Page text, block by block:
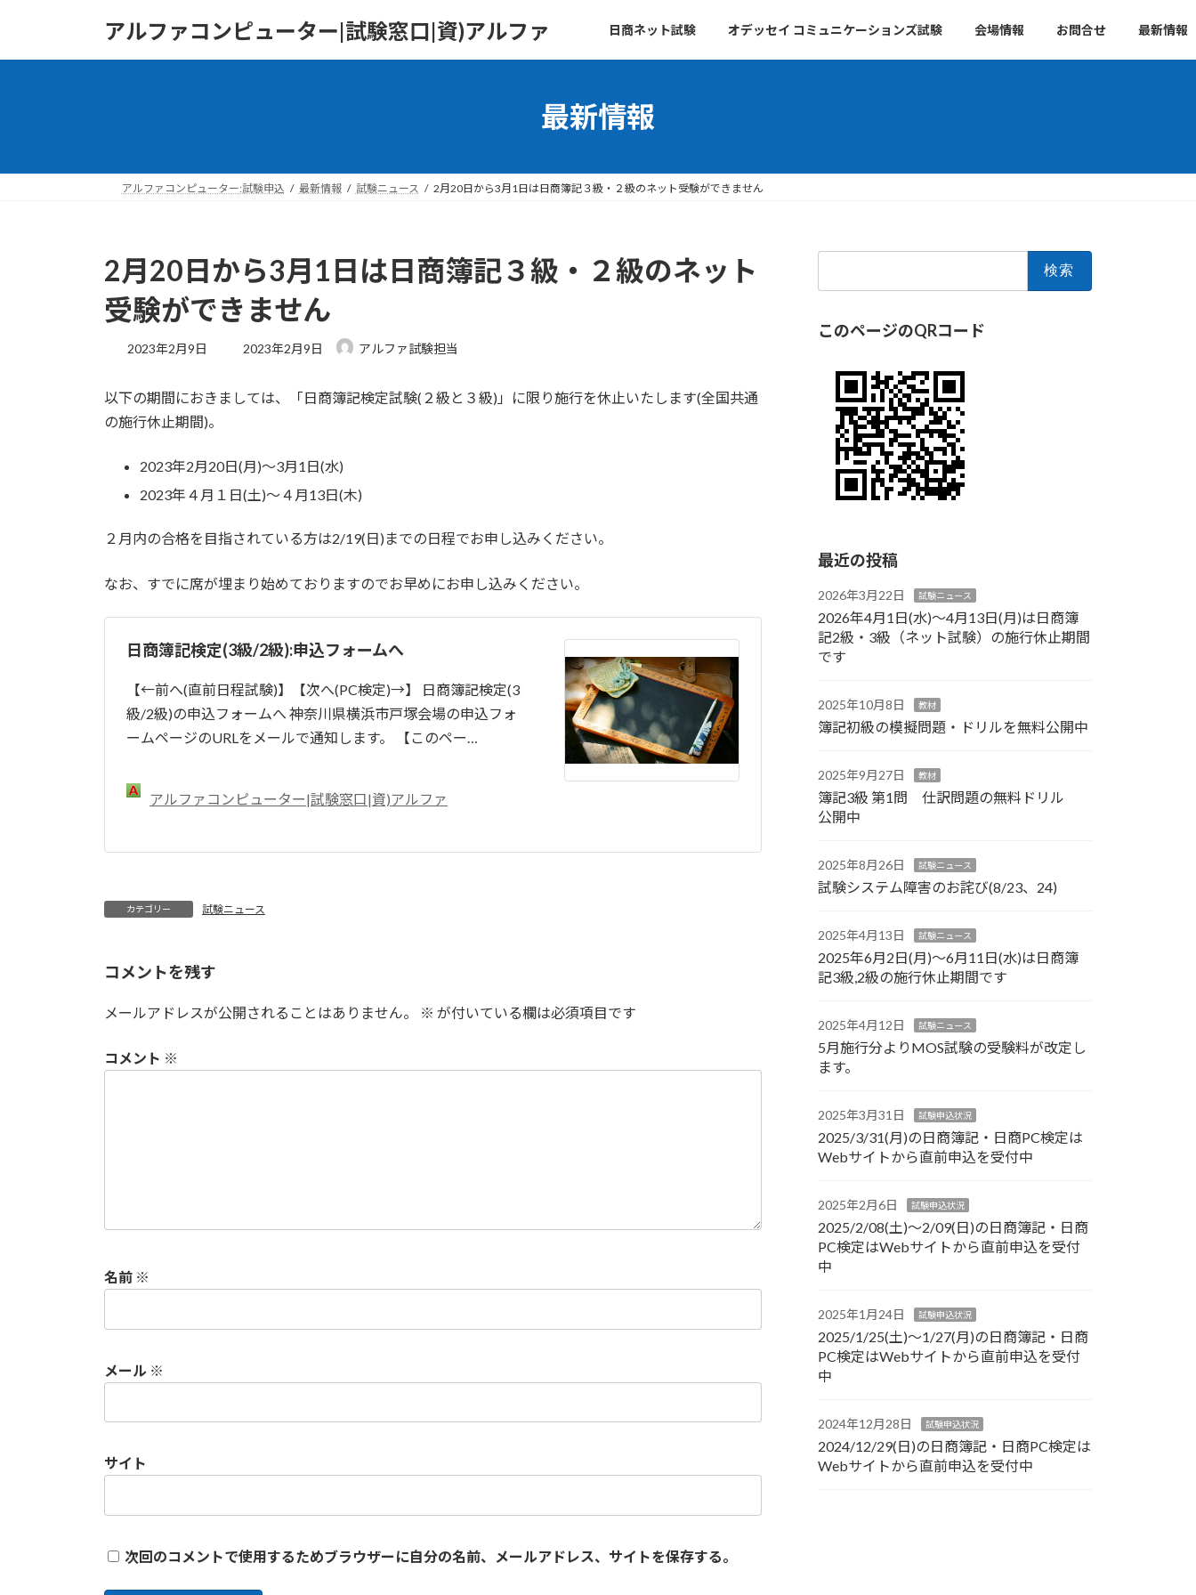
アルファコンピューター|試験窓口|資)アルファ 日商ネット試験 オデッセイ コミュニケーションズ試験 会場情報 お問合せ 最新情報
最新情報
アルファコンピューター:試験申込 最新情報 試験ニュース 2月20日から3月1日は日商簿記３級・２級のネット受験ができません
2月20日から3月1日は日商簿記３級・２級のネット
受験ができません
2023年2月9日
最
新
2023年2月9日 アルファ試験担当
以下の期間におきましては、「日商簿記検定試験(２級と３級)」に限り施行を休止いたします(全国共通
の施行休止期間)。
2023年2月20日(月)～3月1 日(水)
2023年４月１日(土)～４月13日(木)
２月内の合格を目指されている方は2/19(日)までの日程でお申し込みください。
なお、すでに席が埋まり始めておりますのでお早めにお申し込みください。
日商簿記検定(3級/2級):申込フォームへ
【←前へ(直前日程試験)】【次へ(PC検定)→】 日商簿記検定(3
級/2級)の申込フォームへ 神奈川県横浜市戸塚会場の申込フォ
ームページのURLをメールで通知します。 【このペー…
アルファコンピューター|試験窓口|資)アルファ
カテゴリー 試験ニュース
コメントを残す
メールアドレスが公開されることはありません。 ※ が付いている欄は必須項目です
コメント ※
名前 ※
メール ※
サイト
次回のコメントで使用するためブラウザーに自分の名前、メールアドレス、サイトを保存する。
このページのQRコード
最近の投稿
2026年3月22日 試験ニュース
2026年4月1日(水)～4月13日(月)は日商簿
記2級・3級（ネット試験）の施行休止期間
です
2025年10月8日 教材
簿記初級の模擬問題・ドリルを無料公開中
2025年9月27日 教材
簿記3級 第1問 仕訳問題の無料ドリル
公開中
2025年8月26日 試験ニュース
試験システム障害のお詫び(8/23、24)
2025年4月13日 試験ニュース
2025年6月2日(月)～6月11日(水)は日商簿
記3級,2級の施行休止期間です
2025年4月12日 試験ニュース
5月施行分よりMOS試験の受験料が改定し
ます。
2025年3月31日 試験申込状況
2025/3/31(月)の日商簿記・日商PC検定は
Webサイトから直前申込を受付中
2025年2月6日 試験申込状況
2025/2/08(土)～2/09(日)の日商簿記・日商
PC検定はWebサイトから直前申込を受付
中
2025年1月24日 試験申込状況
2025/1/25(土)～1/27(月)の日商簿記・日商
PC検定はWebサイトから直前申込を受付
中
2024年12月28日 試験申込状況
2024/12/29(日)の日商簿記・日商PC検定は
Webサイトから直前申込を受付中